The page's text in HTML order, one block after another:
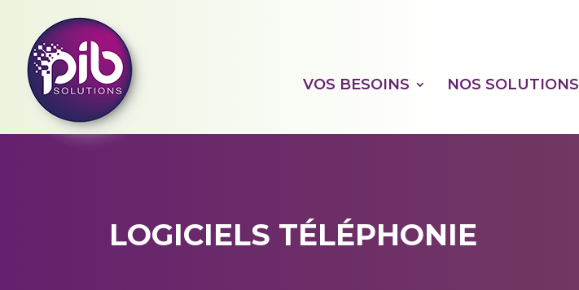
VOS BESOINS NOS SOLUTIONS
LOGICIELS TÉLÉPHONIE